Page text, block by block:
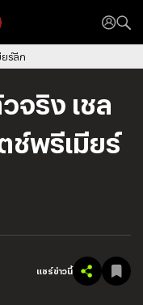
ยร์ลีก
จริง เชล
ช์พรีเมียร์
แชร์ข่าวนี้